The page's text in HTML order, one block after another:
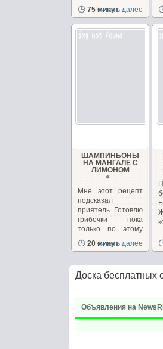
75 минут
Читать далее
ШАМПИНЬОНЫ
НА МАНГАЛЕ С
ЛИМОНОМ
Мне этот рецепт
подсказал
приятель. Готовлю
грибочки пока
только по этому
рецепту...
20 минут
Читать далее
Доска бесплатных
Объявления на